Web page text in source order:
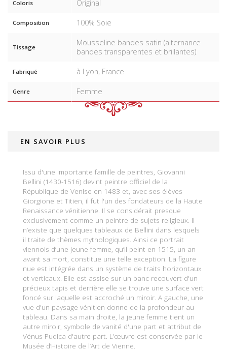
Coloris Original
Composition 100% Soie
Tissage
Mousseline bandes satin (alternance
bandes transparentes et brillantes)
Fabriqué à Lyon, France
Genre Femme
EN SAVOIR PLUS
Issu d'une importante famille de peintres, Giovanni
Bellini (1430-1516) devint peintre officiel de la
République de Venise en 1483 et, avec ses élèves
Giorgione et Titien, il fut l'un des fondateurs de la Haute
Renaissance vénitienne. Il se considérait presque
exclusivement comme un peintre de sujets religieux. Il
n’existe que quelques tableaux de Bellini dans lesquels
il traite de thèmes mythologiques. Ainsi ce portrait
viennois d’une jeune femme, qu’il peint en 1515, un an
avant sa mort, constitue une telle exception. La figure
nue est intégrée dans un système de traits horizontaux
et verticaux. Elle est assise sur un banc recouvert d'un
précieux tapis et derrière elle se trouve une surface vert
foncé sur laquelle est accroché un miroir. A gauche, une
vue d'un paysage vénitien donne de la profondeur au
tableau. Dans sa main droite, la jeune femme tient un
autre miroir, symbole de vanité d'une part et attribut de
Vénus Pudica d'autre part. L’œuvre est conservée par le
Musée d’Histoire de l’Art de Vienne.